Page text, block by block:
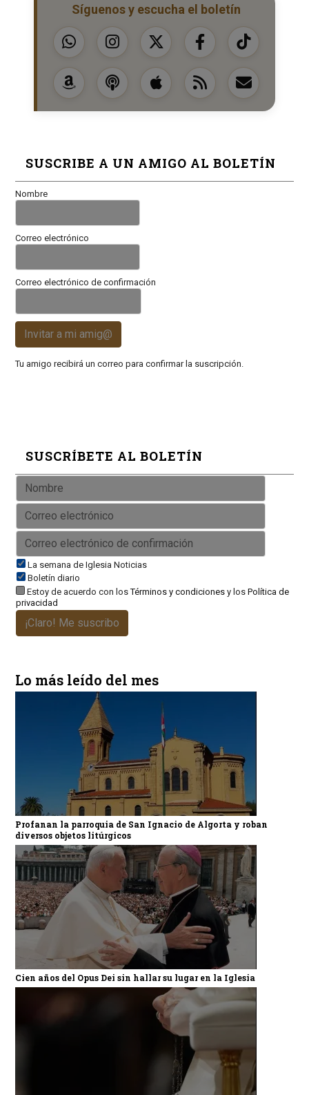
Síguenos y escucha el boletín
SUSCRIBE A UN AMIGO AL BOLETÍN
Nombre
Correo electrónico
Correo electrónico de confirmación
Invitar a mi amig@
Tu amigo recibirá un correo para confirmar la suscripción.
SUSCRÍBETE AL BOLETÍN
La semana de Iglesia Noticias
Boletín diario
Estoy de acuerdo con losTérminos y condicionesy los Política de
privacidad
¡Claro! Me suscribo
Lo más leído del mes
Profanan la parroquia de San Ignacio de Algorta y roban
diversos objetos litúrgicos
Cien años del Opus Dei sin hallar su lugar en la Iglesia